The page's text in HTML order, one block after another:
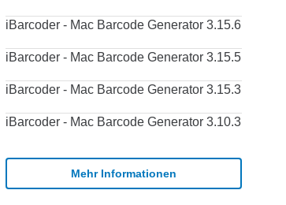
iBarcoder - Mac Barcode Generator 3.15.6
iBarcoder - Mac Barcode Generator 3.15.5
iBarcoder - Mac Barcode Generator 3.15.3
iBarcoder - Mac Barcode Generator 3.10.3
Mehr Informationen